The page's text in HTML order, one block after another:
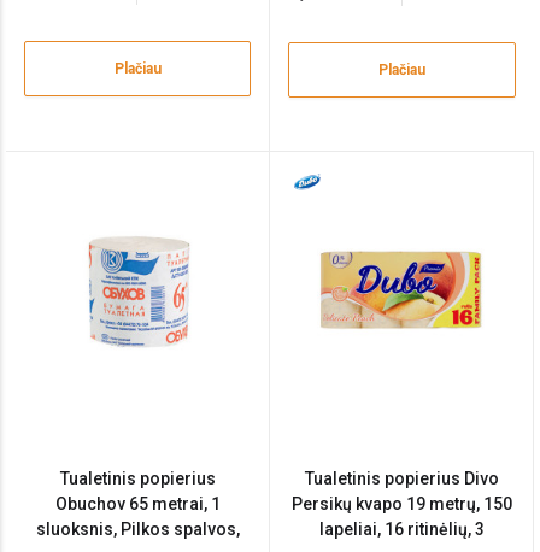
Plačiau Plačiau
Tualetinis popierius
Obuchov 65 metrai, 1
sluoksnis, Pilkos spalvos,
Tualetinis popierius Divo
Persikų kvapo 19 metrų, 150
lapeliai, 16 ritinėlių, 3